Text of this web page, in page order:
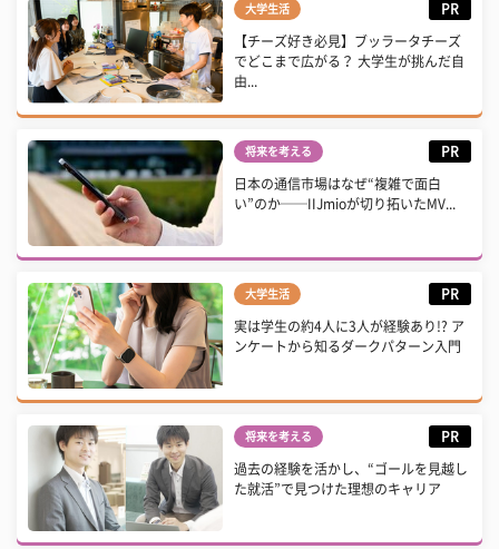
大学生活 PR
【チーズ好き必見】ブッラータチーズ
でどこまで広がる？ 大学生が挑んだ自
由...
将来を考える PR
日本の通信市場はなぜ“複雑で面白
い”のか──IIJmioが切り拓いたMV...
大学生活 PR
実は学生の約4人に3人が経験あり!? ア
ンケートから知るダークパターン入門
将来を考える PR
過去の経験を活かし、“ゴールを見越し
た就活”で見つけた理想のキャリア